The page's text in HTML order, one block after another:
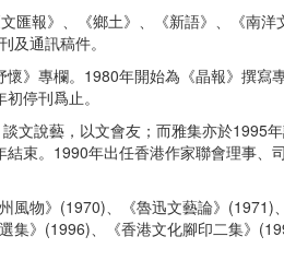
匯報》、《鄉土》、《新語》、《南
及通訊稿件。
》專欄。1980年開始為《晶報》撰寫
停刊爲止。
文說藝，以文會友；而雅集亦於1995
束。1990年出任香港作家聯會理事、
物》(1970)、《魯迅文藝論》(1971)
》(1996)、《香港文化腳印二集》